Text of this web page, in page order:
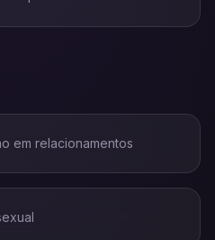
em relacionamentos